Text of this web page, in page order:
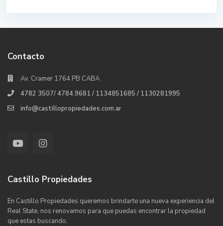
Contacto
Av. Cramer 1764 PB CABA
4782 3507/ 4784.9681 / 1134851685 / 1130281995
info@castillopropiedades.com.ar
Castillo Propiedades
En Castillo Propiedades queremos brindarte una nueva experiencia del
Real State, nos renovamos para que puedas encontrar la propiedad
que estas buscando.